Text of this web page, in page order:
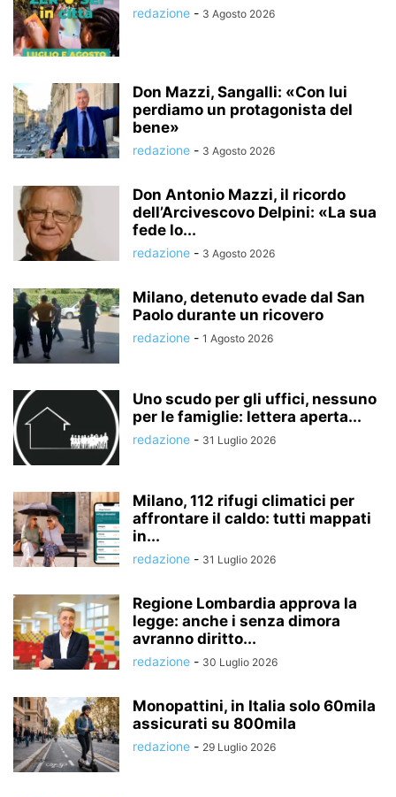
redazione - 3 Agosto 2026
Don Mazzi, Sangalli: «Con lui
perdiamo un protagonista del
bene»
redazione - 3 Agosto 2026
Don Antonio Mazzi, il ricordo
dell’Arcivescovo Delpini: «La sua
fede lo...
redazione - 3 Agosto 2026
Milano, detenuto evade dal San
Paolo durante un ricovero
redazione - 1 Agosto 2026
Uno scudo per gli uffici, nessuno
per le famiglie: lettera aperta...
redazione - 31 Luglio 2026
Milano, 112 rifugi climatici per
affrontare il caldo: tutti mappati
in...
redazione - 31 Luglio 2026
Regione Lombardia approva la
legge: anche i senza dimora
avranno diritto...
redazione - 30 Luglio 2026
Monopattini, in Italia solo 60mila
assicurati su 800mila
redazione - 29 Luglio 2026